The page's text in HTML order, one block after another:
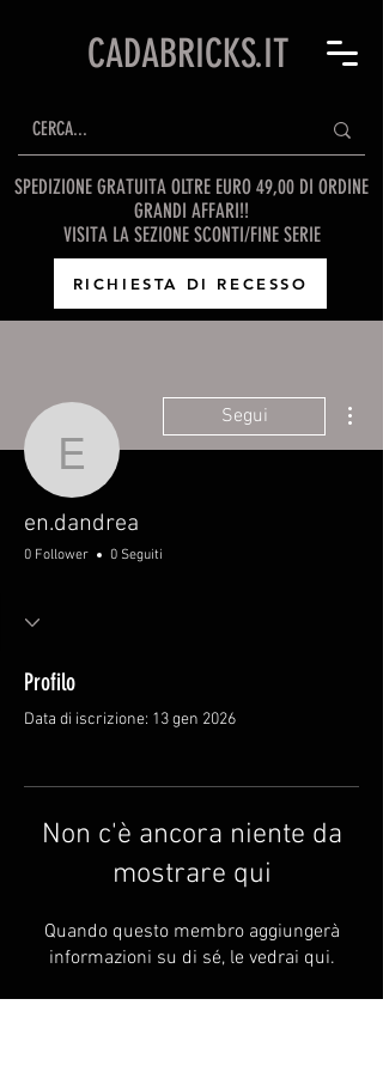
CADABRICKS.IT
SPEDIZIONE GRATUITA OLTRE EURO 49,00 DI ORDINE
GRANDI AFFARI!!
VISITA LA SEZIONE SCONTI/FINE SERIE
RICHIESTA DI RECESSO
en.dandrea
Segui
en.dandrea
0 Follower 0 Seguiti
Profilo
Data di iscrizione: 13 gen 2026
Non c'è ancora niente da
mostrare qui
Quando questo membro aggiungerà
informazioni su di sé, le vedrai qui.